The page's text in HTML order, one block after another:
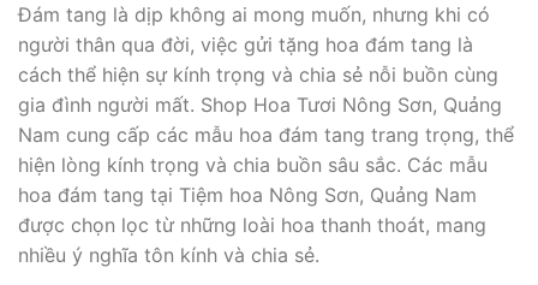
Đám tang là dịp không ai mong muốn, nhưng khi có
người thân qua đời, việc gửi tặng hoa đám tang là
cách thể hiện sự kính trọng và chia sẻ nỗi buồn cùng
gia đình người mất. Shop Hoa Tươi Nông Sơn, Quảng
Nam cung cấp các mẫu hoa đám tang trang trọng, thể
hiện lòng kính trọng và chia buồn sâu sắc. Các mẫu
hoa đám tang tại Tiệm hoa Nông Sơn, Quảng Nam
được chọn lọc từ những loài hoa thanh thoát, mang
nhiều ý nghĩa tôn kính và chia sẻ.